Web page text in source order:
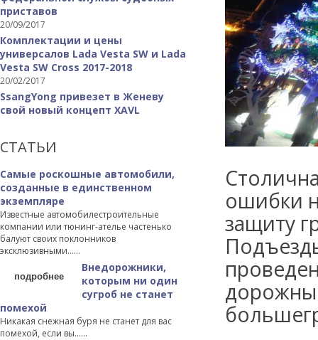
приставов
20/09/2017
Комплектации и цены
универсалов Lada Vesta SW и Lada
Vesta SW Cross 2017-2018
20/02/2017
SsangYong привезет в Женеву
свой новый концепт XAVL
СТАТЬИ
Самые роскошные автомобили,
созданные в единственном
экземпляре
Известные автомобилестроительные
компании или тюнинг-ателье частенько
балуют своих поклонников
эксклюзивными…...
подробнее
Внедорожники,
которым ни один
сугроб не станет
помехой
Никакая снежная буря не станет для вас
помехой, если вы…...
ошибки
защиту